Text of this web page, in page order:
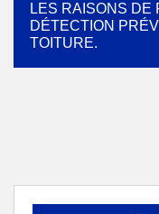
LES RAISONS DE
DÉTECTION
TOITURE.